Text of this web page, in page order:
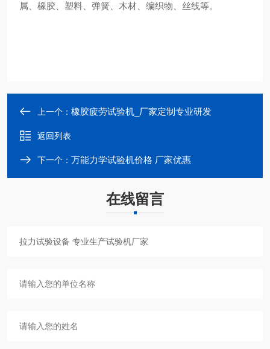
属、橡胶、塑料、弹簧、木材、编织物、丝线等。
上一个： 橡胶疲劳试验机_厂家定制专业研发
返回列表
下一个： 万能力学试验机价格 厂家优惠
在线留言